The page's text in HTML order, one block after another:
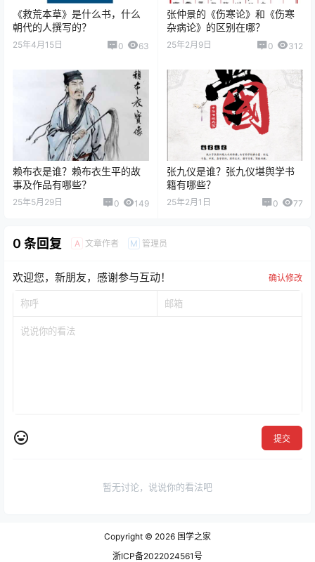
《救荒本草》是什么书，什么
朝代的人撰写的？
25年4月15日 0 63
张仲景的《伤寒论》和《伤寒
杂病论》的区别在哪？
25年2月9日 0 312
赖布衣是谁？赖布衣生平的故
事及作品有哪些？
25年5月29日 0 149
张九仪是谁？张九仪堪舆学书
籍有哪些？
25年2月1日 0 77
0 条回复 A 文章作者 M 管理员
欢迎您，新朋友，感谢参与互动！ 确认修改
提交
暂无讨论，说说你的看法吧
Copyright © 2026 国学之家
浙ICP备2022024561号